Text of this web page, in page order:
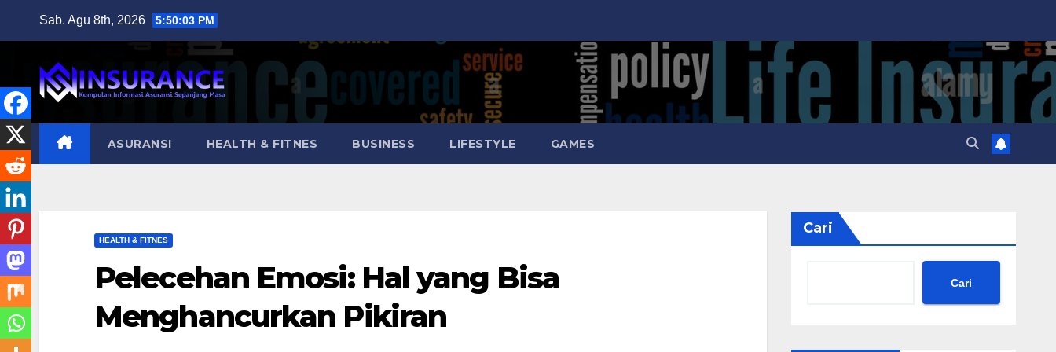
Sab. Agu 8th, 2026 5:50:04 PM
ASURANSI HEALTH & FITNES BUSINESS LIFESTYLE GAMES
HEALTH & FITNES
Pelecehan Emosi: Hal yang Bisa
Menghancurkan Pikiran
Cari
Cari